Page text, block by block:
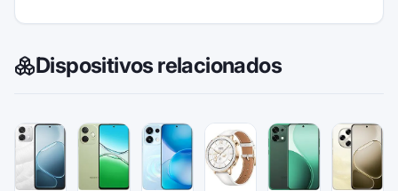
Dispositivos relacionados